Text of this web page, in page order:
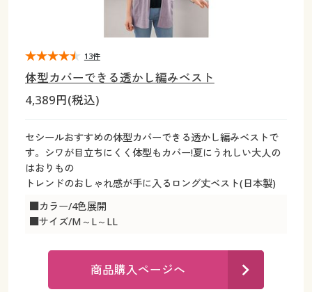
ジュニア・ティーンズ下着
大きいサイズ レディース服
大きいサイズ レディース下着
大きいサイズ メンズ
大きいサイズ 事務・制服
カタログ
カタログ・チラシからのご注文
デジタルカタログ
カタログ無料プレゼント
会員メニュー
大きいサイズ レディース下着
大きいサイズ メンズ
大きいサイズ 事務・制服
カタログ
カタログ無料プレゼント
会員メニュー
体型カバーできる透かし編みベスト
4,389円(税込)
セシールおすすめの体型カバーできる透かし編みベストで
す。シワが目立ちにくく体型もカバー!夏にうれしい大人の
はおりもの
トレンドのおしゃれ感が手に入るロング丈ベスト(日本製)
■カラー/4色展開
■サイズ/M～L～LL
13件
商品購入ページへ